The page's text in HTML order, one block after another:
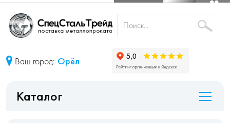
ЗВОНОК
Ваш город: Орёл
Каталог